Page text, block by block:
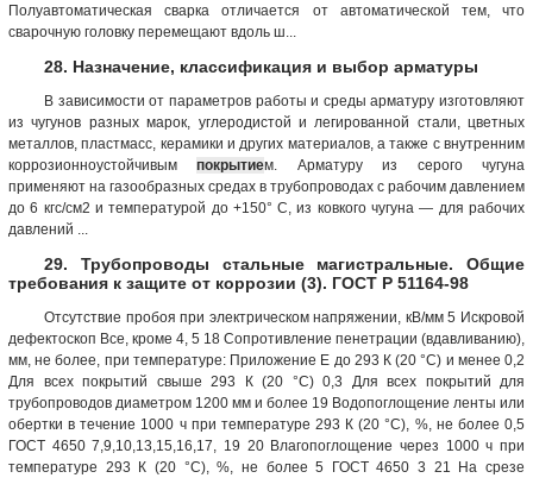
Полуавтоматическая сварка отличается от автоматической тем, что
сварочную головку перемещают вдоль ш...
28. Назначение, классификация и выбор арматуры
В зависимости от параметров работы и среды арматуру изготовляют
из чугунов разных марок, углеродистой и легированной стали, цветных
металлов, пластмасс, керамики и других материалов, а также с внутренним
коррозионноустойчивымпокрытием. Арматуру из серого чугуна
применяют на газообразных средах в трубопроводах с рабочим давлением
до 6 кгс/см2 и температурой до +150° С, из ковкого чугуна — для рабочих
давлений ...
29. Трубопроводы стальные магистральные. Общие
требования к защите от коррозии (3). ГОСТ Р 51164-98
Отсутствие пробоя при электрическом напряжении, кВ/мм 5 Искровой
дефектоскоп Все, кроме 4, 5 18 Сопротивление пенетрации (вдавливанию),
мм, не более, при температуре: Приложение Е до 293 К (20 °С) и менее 0,2
Для всех покрытий свыше 293 К (20 °С) 0,3 Для всех покрытий для
трубопроводов диаметром 1200 мм и более 19 Водопоглощение ленты или
обертки в течение 1000 ч при температуре 293 К (20 °С), %, не более 0,5
ГОСТ 4650 7,9,10,13,15,16,17, 19 20 Влагопоглощение через 1000 ч при
температуре 293 К (20 °С), %, не более 5 ГОСТ 4650 3 21 На срезе